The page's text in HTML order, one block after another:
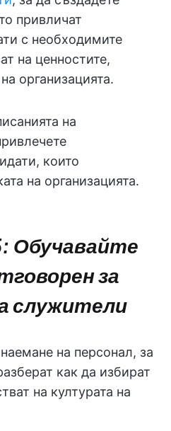
привличат
с необходимите
на ценностите,
организацията.
на
които
на организацията.
Обучавайте
за
служители
на персонал, за
как да избират
на културата на